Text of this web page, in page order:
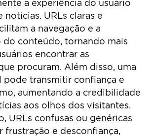
a experiência do usuário
notícias. URLs claras e
a navegação e a
do conteúdo, tornando mais
encontrar as
procuram. Além disso, uma
pode transmitir confiança e
aumentando a credibilidade
aos olhos dos visitantes.
URLs confusas ou genéricas
frustração e desconfiança,